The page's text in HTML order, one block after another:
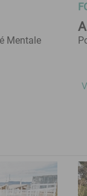
Mentale